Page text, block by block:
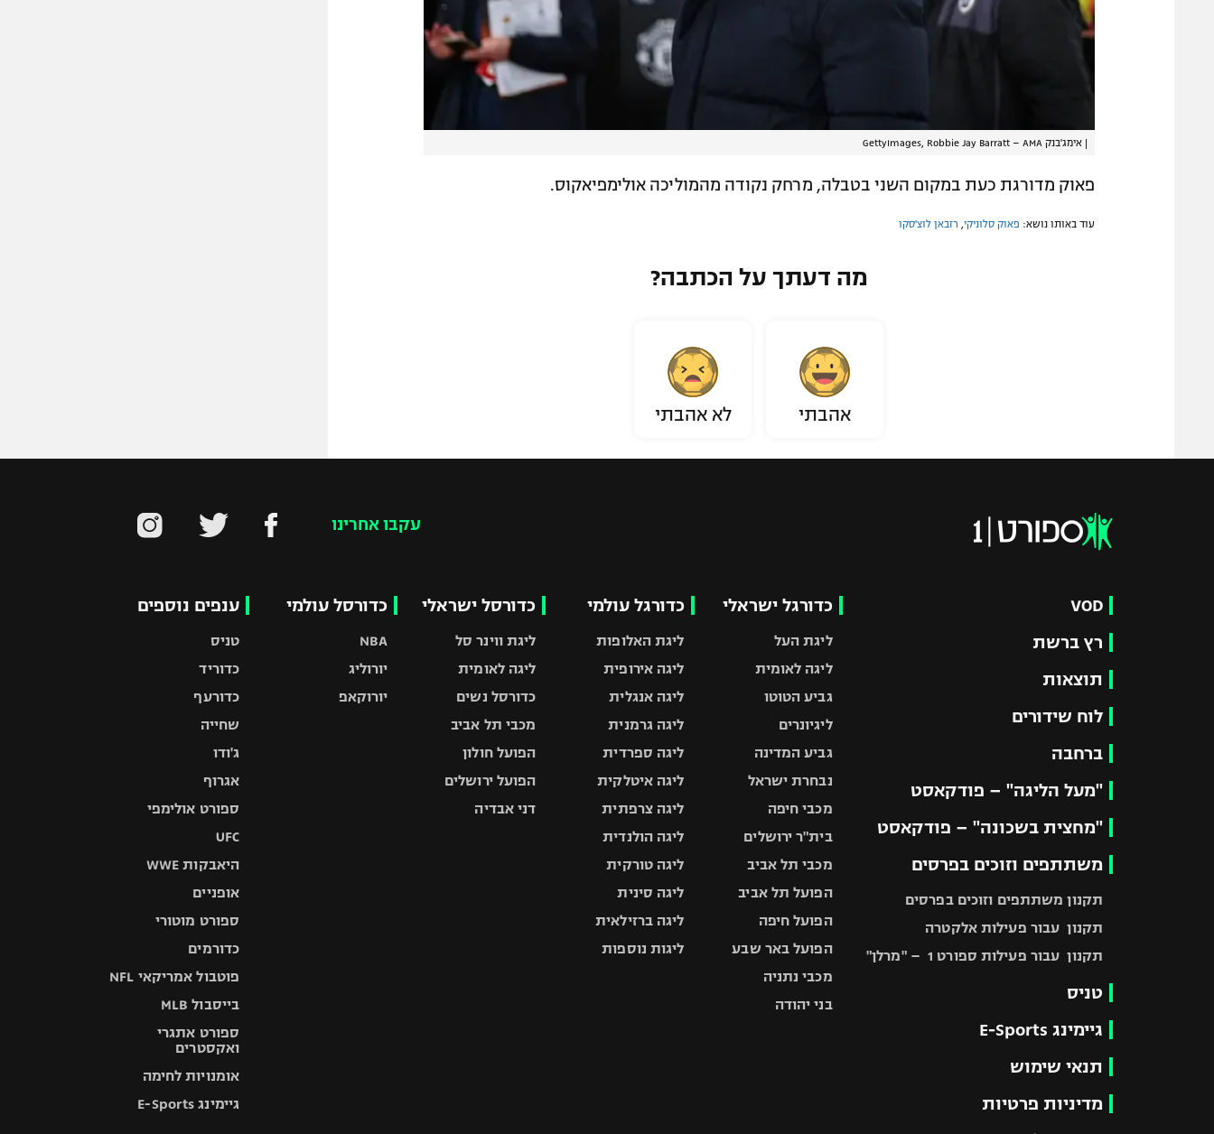
| אימג'בנק GettyImages, Robbie Jay Barratt – AMA
פאוק מדורגת כעת במקום השני בטבלה, מרחק נקודה מהמוליכה אולימפיאקוס.
עוד באותו נושא: פאוק סלוניקי רזבאן לוצ'סקו
מה דעתך על הכתבה?
אהבתי לא אהבתי
עקבו אחרינו
VOD
רץ ברשת
תוצאות
לוח שידורים
ברחבה
"מעל הליגה" – פודקאסט
"מחצית בשכונה" – פודקאסט
משתתפים וזוכים בפרסים
תקנון משתתפים וזוכים בפרסים
תקנון עבור פעילות אלקטרה
תקנון עבור פעילות ספורט 1 – "מרלן"
טניס
גיימינג E-Sports
תנאי שימוש
מדיניות פרטיות
כדורגל ישראלי
ליגת העל
ליגה לאומית
גביע הטוטו
ליגיונרים
גביע המדינה
נבחרת ישראל
מכבי חיפה
בית"ר ירושלים
מכבי תל אביב
הפועל תל אביב
הפועל חיפה
הפועל באר שבע
מכבי נתניה
בני יהודה
כדורגל עולמי
ליגת האלופות
ליגה אירופית
ליגה אנגלית
ליגה גרמנית
ליגה ספרדית
ליגה איטלקית
ליגה צרפתית
ליגה הולנדית
ליגה טורקית
ליגה סינית
ליגה ברזילאית
ליגות נוספות
כדורסל ישראלי
ליגת ווינר סל
ליגה לאומית
כדורסל נשים
מכבי תל אביב
הפועל חולון
הפועל ירושלים
דני אבדיה
כדורסל עולמי
NBA
יורוליג
יורוקאפ
ענפים נוספים
טניס
כדוריד
כדורעף
שחייה
ג'ודו
אגרוף
ספורט אולימפי
UFC
היאבקות WWE
אופניים
ספורט מוטורי
כדורמים
פוטבול אמריקאי NFL
בייסבול MLB
ספורט אתגרי
ואקסטרים
אומנויות לחימה
גיימינג E-Sports